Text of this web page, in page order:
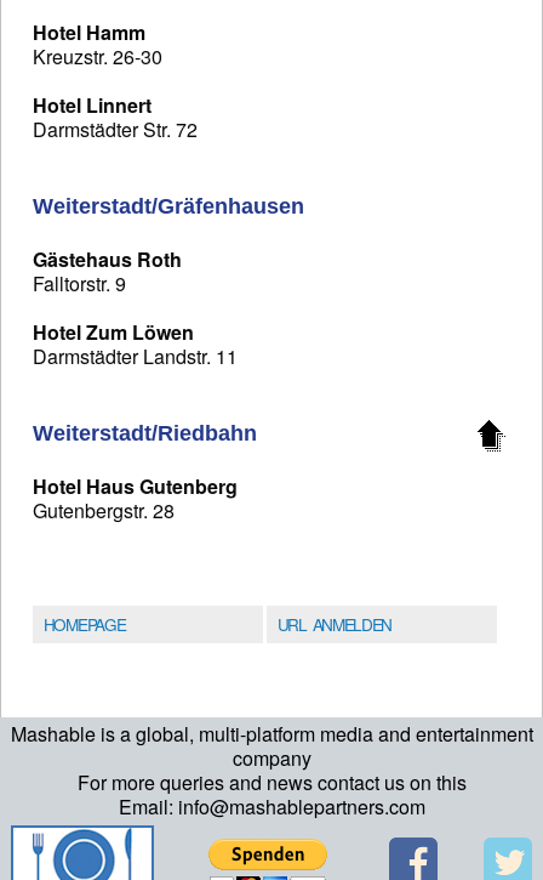
Mashable is a global, multi-platform media and entertainment
company
For more queries and news contact us on this
Email: info@mashablepartners.com
Hotel Hamm
Kreuzstr. 26-30
Hotel Linnert
Darmstädter Str. 72
Weiterstadt/Gräfenhausen
Gästehaus Roth
Falltorstr. 9
Hotel Zum Löwen
Darmstädter Landstr. 11
Weiterstadt/Riedbahn
Hotel Haus Gutenberg
Gutenbergstr. 28
HOMEPAGE URL ANMELDEN